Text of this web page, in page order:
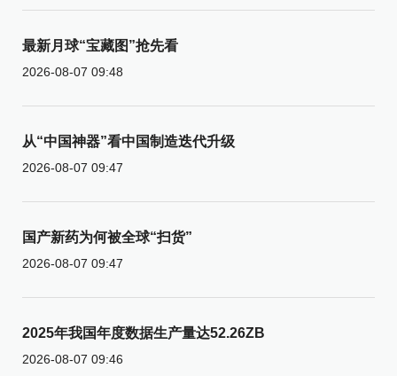
最新月球“宝藏图”抢先看
2026-08-07 09:48
从“中国神器”看中国制造迭代升级
2026-08-07 09:47
国产新药为何被全球“扫货”
2026-08-07 09:47
2025年我国年度数据生产量达52.26ZB
2026-08-07 09:46